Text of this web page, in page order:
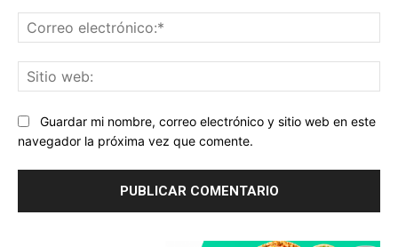
Guardar mi nombre, correo electrónico y sitio web en este
navegador la próxima vez que comente.